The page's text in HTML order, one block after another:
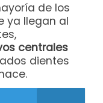
de los
ya llegan al
centrales
dientes